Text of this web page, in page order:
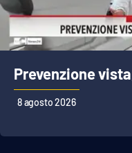
Prevenzione
8 agosto 2026